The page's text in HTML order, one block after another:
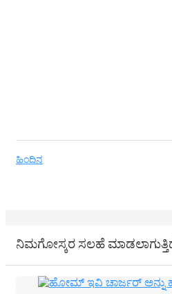
ಹಿಂದಿನ
ನಿಮಗೋಸ್ಕರ ಸಲಹೆ